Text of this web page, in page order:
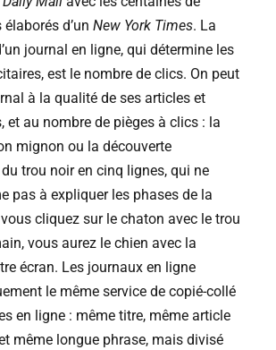
d’un New York Times. La
journal en ligne, qui détermine les
est le nombre de clics. On peut
à la qualité de ses articles et
et au nombre de pièges à clics : la
mignon ou la découverte
trou noir en cinq lignes, qui ne
pas à expliquer les phases de la
vous cliquez sur le chaton avec le trou
vous aurez le chien avec la
écran. Les journaux en ligne
le même service de copié-collé
en ligne : même titre, même article
même longue phrase, mais divisé